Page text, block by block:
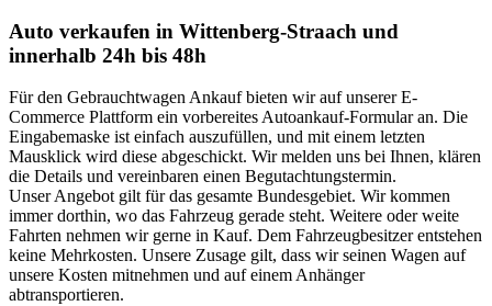
Auto verkaufen in Wittenberg-Straach und
innerhalb 24h bis 48h
Für den Gebrauchtwagen Ankauf bieten wir auf unserer E-
Commerce Plattform ein vorbereites Autoankauf-Formular an. Die
Eingabemaske ist einfach auszufüllen, und mit einem letzten
Mausklick wird diese abgeschickt. Wir melden uns bei Ihnen, klären
die Details und vereinbaren einen Begutachtungstermin.
Unser Angebot gilt für das gesamte Bundesgebiet. Wir kommen
immer dorthin, wo das Fahrzeug gerade steht. Weitere oder weite
Fahrten nehmen wir gerne in Kauf. Dem Fahrzeugbesitzer entstehen
keine Mehrkosten. Unsere Zusage gilt, dass wir seinen Wagen auf
unsere Kosten mitnehmen und auf einem Anhänger
abtransportieren.